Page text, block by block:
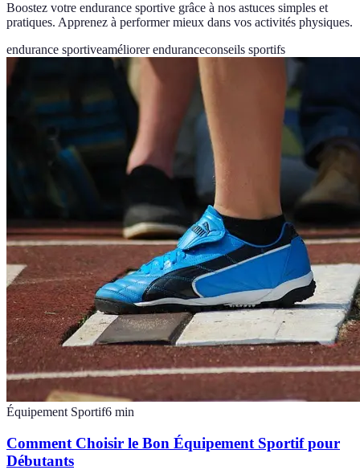
Boostez votre endurance sportive grâce à nos astuces simples et
pratiques. Apprenez à performer mieux dans vos activités physiques.
endurance sportiveaméliorer enduranceconseils sportifs
Équipement Sportif6 min
Comment Choisir le Bon Équipement Sportif pour
Débutants